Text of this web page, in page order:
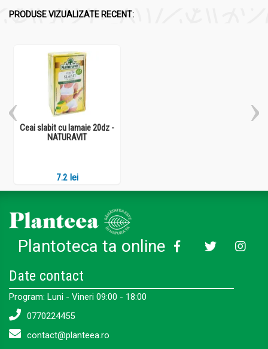
PRODUSE VIZUALIZATE RECENT:
Ceai slabit cu lamaie 20dz -
NATURAVIT
7.2 lei
Plantoteca ta online
Date contact
Program: Luni - Vineri 09:00 - 18:00
0770224455
contact@planteea.ro